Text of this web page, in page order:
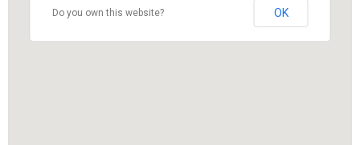
Do you own this website? OK